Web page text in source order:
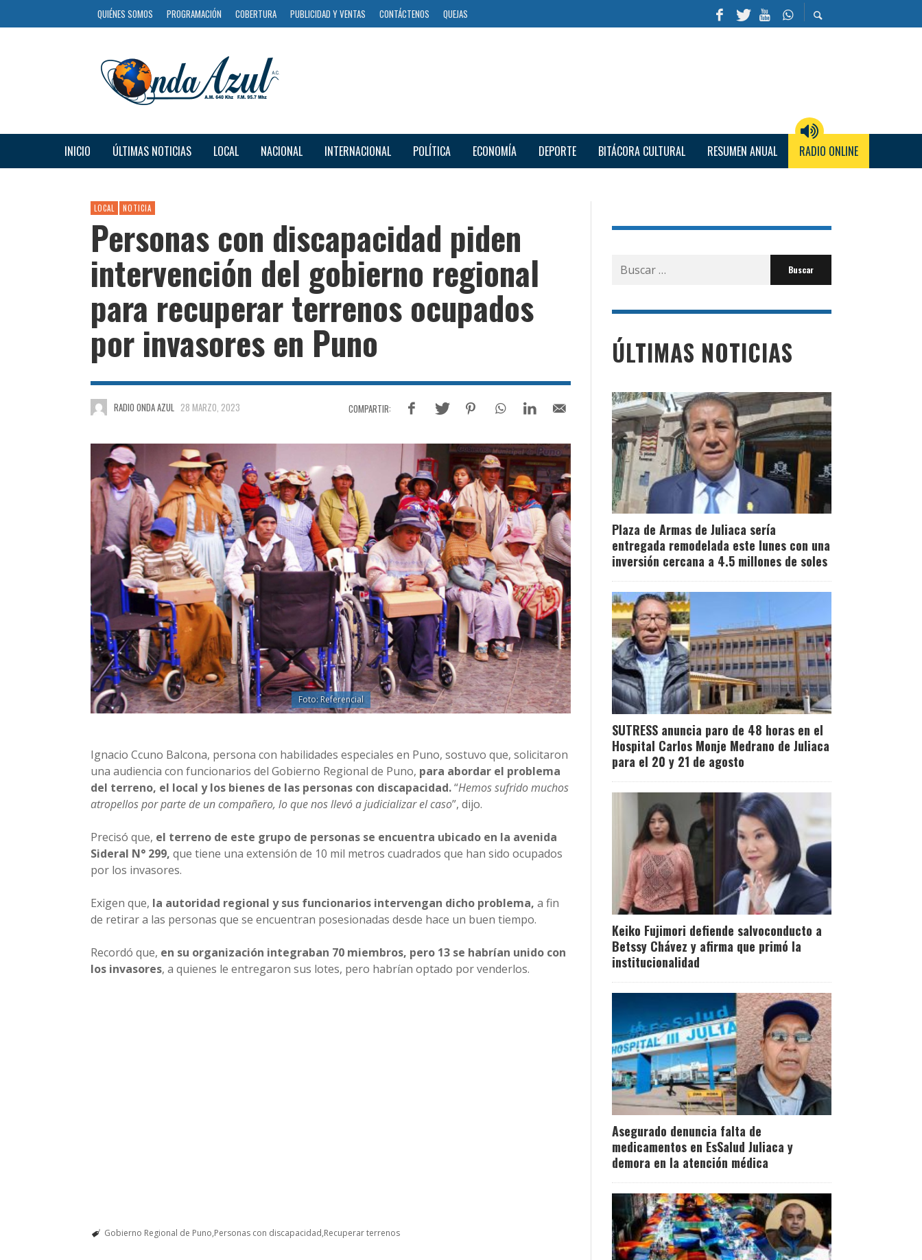
QUIÉNES SOMOS PROGRAMACIÓN COBERTURA PUBLICIDAD Y VENTAS CONTÁCTENOS QUEJAS
INICIO ÚLTIMAS NOTICIAS LOCAL NACIONAL INTERNACIONAL POLÍTICA ECONOMÍA DEPORTE BITÁCORA CULTURAL RESUMEN ANUAL RADIO ONLINE
LOCAL NOTICIA
Personas con discapacidad piden
intervención del gobierno regional
para recuperar terrenos ocupados
por invasores en Puno
RADIO ONDA AZUL 28 MARZO, 2023
Foto: Referencial
Ignacio Ccuno Balcona, persona con habilidades especiales en Puno, sostuvo que, solicitaron
una audiencia con funcionarios del Gobierno Regional de Puno, para abordar el problema
del terreno, el local y los bienes de las personas con discapacidad.“Hemos sufrido muchos
atropellos por parte de un compañero, lo que nos llevó a judicializar el caso”, dijo.
Precisó que, el terreno de este grupo de personas se encuentra ubicado en la avenida
Sideral N° 299, que tiene una extensión de 10 mil metros cuadrados que han sido ocupados
por los invasores.
Exigen que, la autoridad regional y sus funcionarios intervengan dicho problema, a fin
de retirar a las personas que se encuentran posesionadas desde hace un buen tiempo.
Recordó que, en su organización integraban 70 miembros, pero 13 se habrían unido con
los invasores, a quienes le entregaron sus lotes, pero habrían optado por venderlos.
Gobierno Regional de Puno Personas con discapacidad Recuperar terrenos
Buscar
por:
ÚLTIMAS NOTICIAS
Plaza de Armas de Juliaca sería
entregada remodelada este lunes con una
inversión cercana a 4.5 millones de soles
SUTRESS anuncia paro de 48 horas en el
Hospital Carlos Monje Medrano de Juliaca
para el 20 y 21 de agosto
Keiko Fujimori defiende salvoconducto a
Betssy Chávez y afirma que primó la
institucionalidad
Asegurado denuncia falta de
medicamentos en EsSalud Juliaca y
demora en la atención médica